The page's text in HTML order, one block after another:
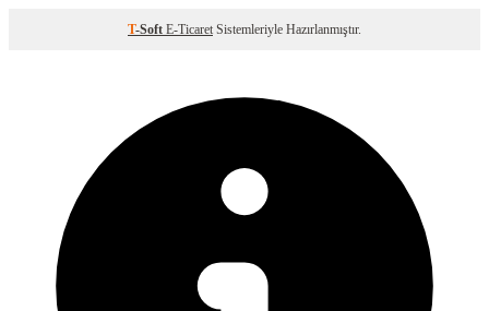
T-Soft E-Ticaret Sistemleriyle Hazırlanmıştır.